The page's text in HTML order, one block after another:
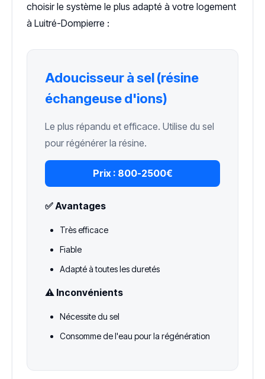
choisir le système le plus adapté à votre logement
à Luitré-Dompierre :
Adoucisseur à sel (résine
échangeuse d'ions)
Le plus répandu et efficace. Utilise du sel
pour régénérer la résine.
Prix : 800-2500€
✅ Avantages
Très efficace
Fiable
Adapté à toutes les duretés
⚠️ Inconvénients
Nécessite du sel
Consomme de l'eau pour la régénération